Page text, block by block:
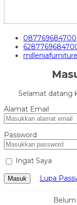
087769684700
Selamat datang
Alamat Email
Password
Ingat Saya
Masuk Lupa